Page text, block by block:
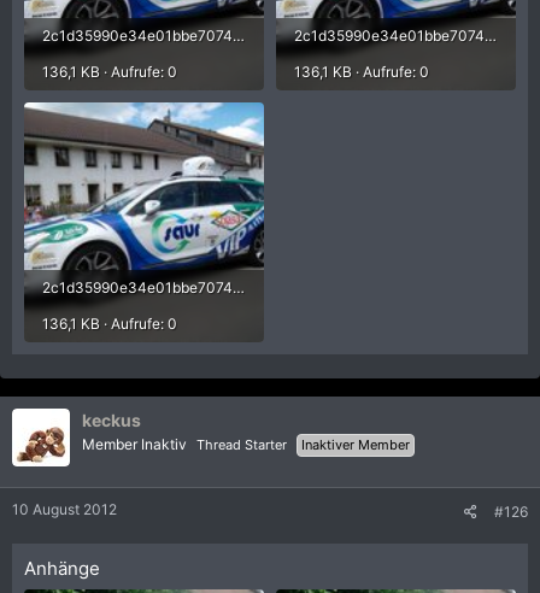
2c1d35990e34e01bbe70749e84ded400.jpg
136,1 KB · Aufrufe: 0
2c1d35990e34e01bbe70749e84ded400.jpg
136,1 KB · Aufrufe: 0
2c1d35990e34e01bbe70749e84ded400.jpg
136,1 KB · Aufrufe: 0
keckus
Member Inaktiv Thread Starter Inaktiver Member
10 August 2012 #126
Anhänge